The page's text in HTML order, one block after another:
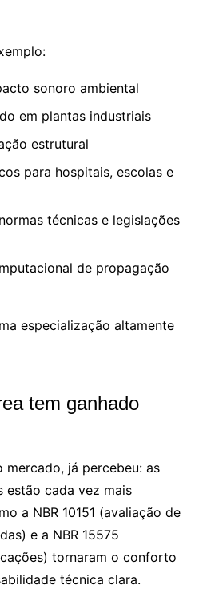
sonoro ambiental
em plantas industriais
estrutural
para hospitais, escolas e
técnicas e legislações
de propagação
especialização altamente
tem ganhado
mercado, já percebeu: as
estão cada vez mais
a NBR 10151 (avaliação de
e a NBR 15575
tornaram o conforto
técnica clara.